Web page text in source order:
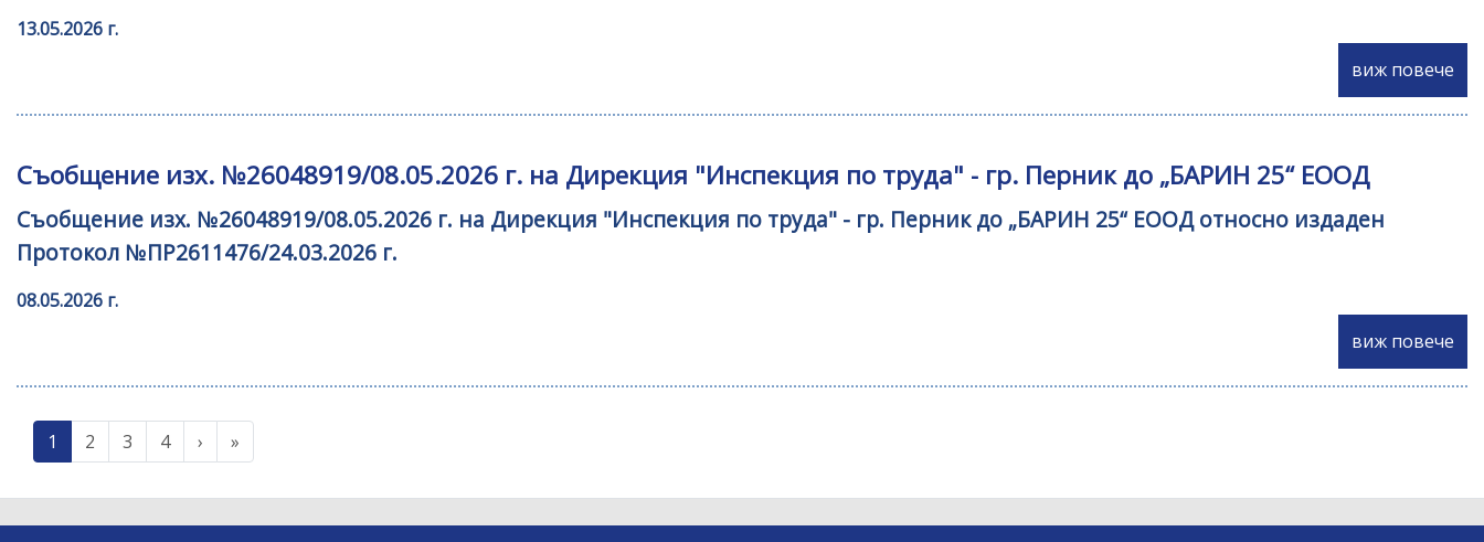
13.05.2026 г.
виж повече
Съобщение изх. №26048919/08.05.2026 г. на Дирекция "Инспекция по труда" - гр. Перник до „БАРИН 25“ ЕООД
Съобщение изх. №26048919/08.05.2026 г. на Дирекция "Инспекция по труда" - гр. Перник до „БАРИН 25“ ЕООД относно издаден
Протокол №ПР2611476/24.03.2026 г.
08.05.2026 г.
виж повече
Pagination
Current
page
1 Page
2 Page
3 Page
4 › »